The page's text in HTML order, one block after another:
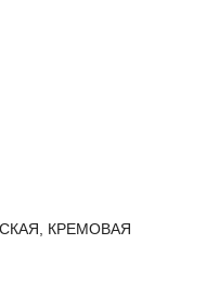
КРЕМОВАЯ